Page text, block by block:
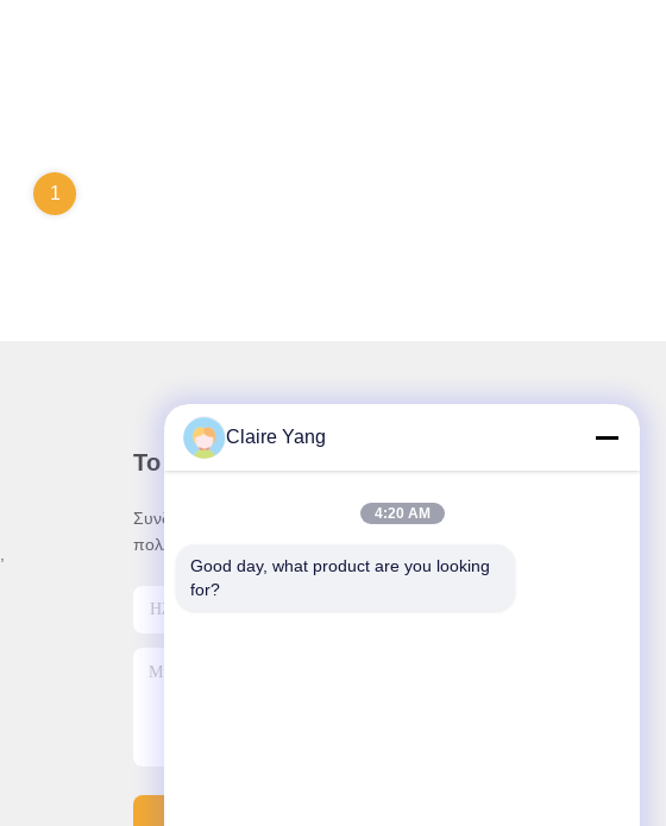
1
Το Δελτίο Ενημέρωσης
Συνδρομηθείτε στο ενημερωτικό μας δελτίο για εκπτώσεις και
πολλά άλλα.
Claire Yang
4:20 AM
Good day, what product are you looking
for?